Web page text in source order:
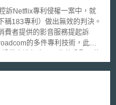
，尤其美國公民自由聯盟
是發起多項連署抗議。
，使用“Rekognition”軟體將
在公共中辨識出恐怖份子可以
蘭多市
奧蘭多市警察機構宣稱以目前
Netflix專利侵權一案中，就
183專利）做出無效的判決。
者提供的影音服務提起訴
的多件專利技術，此次
這類產品時，可有效的提升影
兩階段測試法，先檢驗請求